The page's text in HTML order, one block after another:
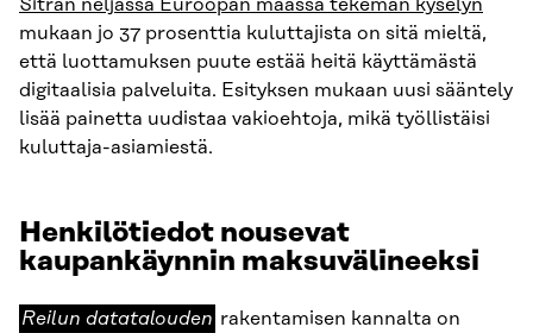
Sitran neljässä Euroopan maassa tekemän kyselyn
mukaan jo 37 prosenttia kuluttajista on sitä mieltä,
että luottamuksen puute estää heitä käyttämästä
digitaalisia palveluita. Esityksen mukaan uusi sääntely
lisää painetta uudistaa vakioehtoja, mikä työllistäisi
kuluttaja-asiamiestä.
Henkilötiedot nousevat
kaupankäynnin maksuvälineeksi
Reilun
Reilun datatalouden rakentamisen kannalta on